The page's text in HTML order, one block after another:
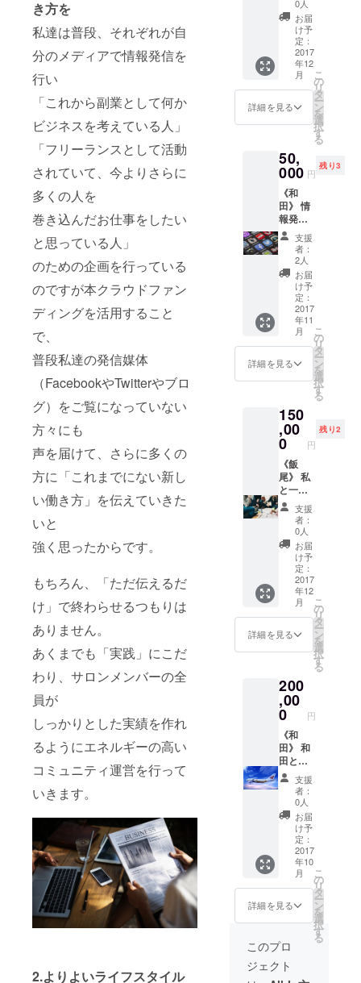
き方を
私達は普段、それぞれが自
分のメディアで情報発信を
行い
「これから副業として何か
ビジネスを考えている人」
「フリーランスとして活動
されていて、今よりさらに
多くの人を
巻き込んだお仕事をしたい
と思っている人」
のための企画を行っている
のですが本クラウドファン
ディングを活用すること
で、
普段私達の発信媒体
（FacebookやTwitterやブロ
グ）をご覧になっていない
方々にも
声を届けて、さらに多くの
方に「これまでにない新し
い働き方」を伝えていきた
いと
強く思ったからです。
もちろん、「ただ伝えるだ
け」で終わらせるつもりは
ありません。
あくまでも「実践」にこだ
わり、サロンメンバーの全
員が
しっかりとした実績を作れ
るようにエネルギーの高い
コミュニティ運営を行って
いきます。
2.よりよいライフスタイル
パー
ティ
ファッ
ション
バイ
ヤー/
パーソ
ナルス
タイリ
スト松
ファッ
ション
アドバ
イスを
受けな
がらの
ショッ
プ巡り
骨格ス
タイル
アドバ
イザー
でもあ
る松山
が 骨格
スタイ
ル分析
か診断
をし
て、 診
断結果
に基づ
いてス
タイリ
ングの
アドバ
イスを
しま
す。 ま
た、バ
イヤー
視点で
一緒に
ショッ
プを
びとな
ること
間違い
なしで
す。
ショッ
プ巡り
の後
は、レ
ストラ
ンで
パー
ティー
を開
催。 ビ
ジネス
のこ
と、
の話題
などな
ど、 フ
0人
お届
け予
定：
2017
年12
月
詳細を見る
こ
の
リ
タ
ー
ン
を
選
択
す
る
50,
000 円
残り3
《和
田》 情
報発信
オンラ
イン短
期合宿
■内容：
和田が
直接
「情報
発信・
WEB
マーケ
ティン
グ」を
教える
プコン
サル
ティン
グにご
招待し
ます。
具体的
には ・
これか
ら情報
発信を
始める
初心者
の方に
は、理
念設計
や情報
発信力
の向上
を。 ・
信して
いて見
込み客
がいる
方は、
無料オ
ファー
の作成
やコン
テンツ
設計、
セール
ススキ
ルの習
得を。
という
風に各
自に合
わせた
コンサ
ルを行
いつ
つ、全
体向け
支援
者：
2人
お届
け予
定：
2017
年11
月
詳細を見る
こ
の
リ
タ
ー
ン
を
選
択
す
る
150
,00
0 円
残り2
《飯
尾》 私
と一緒
にクラ
ウド
ファン
ディン
グでき
る権利
12月中
に概要
をまと
めた
PDFを
お送り
させて
きま
す。 実
際の
ファン
ディン
グに関
して
は、話
し合い
の中で
時期・
内容共
に進め
ていき
ます。
支援
者：
0人
お届
け予
定：
2017
年12
月
詳細を見る
こ
の
リ
タ
ー
ン
を
選
択
す
る
200
,00
0 円
《和
田》 和
田と空
港で待
ち合わ
せして
そのま
ま一緒
にバン
コクに
行き和
田を見
送るこ
とがで
きる権
利 （一
緒に帰
国も
可） ■
内容：
支援
者：
0人
お届
け予
定：
2017
年10
月
詳細を見る
こ
の
リ
タ
ー
ン
を
選
択
す
る
このプロ
ジェクト